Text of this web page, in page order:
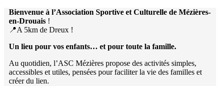
Bienvenue à l’Association Sportive et Culturelle de Mézières-
en-Drouais !
📍A 5km de Dreux !
Un lieu pour vos enfants… et pour toute la famille.
Au quotidien, l’ASC Mézières propose des activités simples,
accessibles et utiles, pensées pour faciliter la vie des familles et
créer du lien.